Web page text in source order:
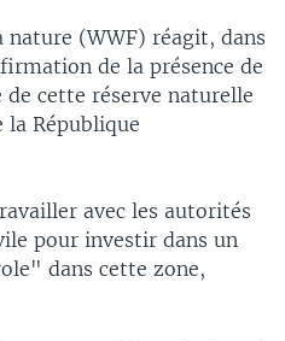
(WWF) réagit, dans
de la présence de
cette réserve naturelle
République
avec les autorités
pour investir dans un
dans cette zone,